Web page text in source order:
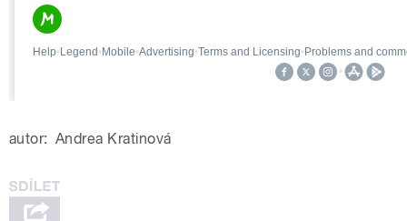
autor: Andrea Kratinová